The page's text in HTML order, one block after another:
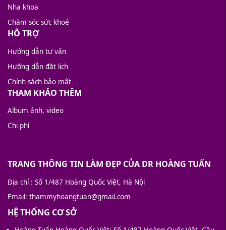
Nha khoa
Chăm sóc sức khoẻ
HỖ TRỢ
Hướng dẫn tư vấn
Hưỡng dẫn đặt lịch
Chính sách bảo mật
THAM KHẢO THÊM
Album ảnh, video
Chi phí
TRANG THÔNG TIN LÀM ĐẸP CỦA DR HOÀNG TUẤN
Địa chỉ: Số 1/487 Hoàng Quốc Việt, Hà Nội
Email: thammyhoangtuan@gmail.com
HỆ THỐNG CƠ SỞ